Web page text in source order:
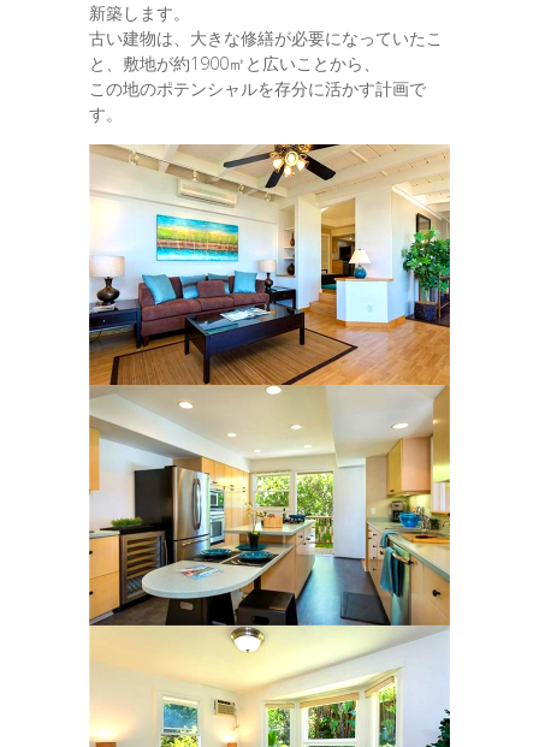
新築します。
古い建物は、大きな修繕が必要になっていたこ
と、敷地が約1900㎡と広いことから、
この地のポテンシャルを存分に活かす計画で
す。